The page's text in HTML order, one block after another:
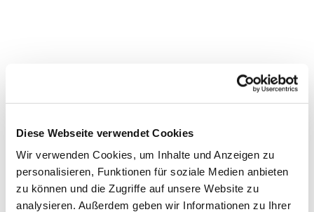
Diese Webseite verwendet Cookies
Wir verwenden Cookies, um Inhalte und Anzeigen zu
personalisieren, Funktionen für soziale Medien anbieten
zu können und die Zugriffe auf unsere Website zu
analysieren. Außerdem geben wir Informationen zu Ihrer